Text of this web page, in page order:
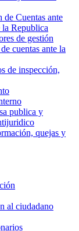
de Cuentas ante
Republica
de gestión
cuentas ante la
de inspección,
publica y
quejas y
al ciudadano